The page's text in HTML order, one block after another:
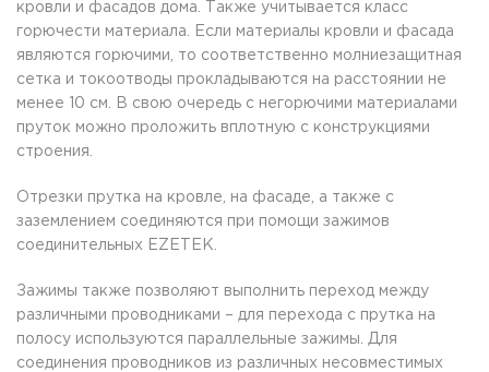
кровли и фасадов дома. Также учитывается класс
горючести материала. Если материалы кровли и фасада
являются горючими, то соответственно молниезащитная
сетка и токоотводы прокладываются на расстоянии не
менее 10 см. В свою очередь с негорючими материалами
пруток можно проложить вплотную с конструкциями
строения.
Отрезки прутка на кровле, на фасаде, а также с
заземлением соединяются при помощи зажимов
соединительных EZETEK.
Зажимы также позволяют выполнить переход между
различными проводниками – для перехода с прутка на
полосу используются параллельные зажимы. Для
соединения проводников из различных несовместимых